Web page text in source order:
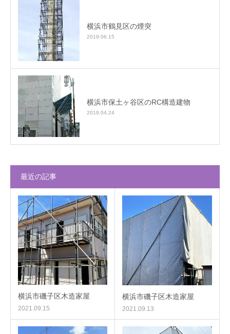
横浜市鶴見区の煙突
2019.06.15
横浜市保土ヶ谷区のRC構造建物
2019.04.24
最近の記事
横浜市磯子区木造家屋
2021.09.15
横浜市磯子区木造家屋
2021.09.13